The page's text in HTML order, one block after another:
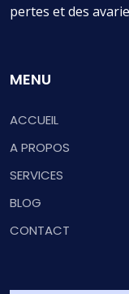
pertes et des
MENU
ACCUEIL
A PROPOS
SERVICES
BLOG
CONTACT